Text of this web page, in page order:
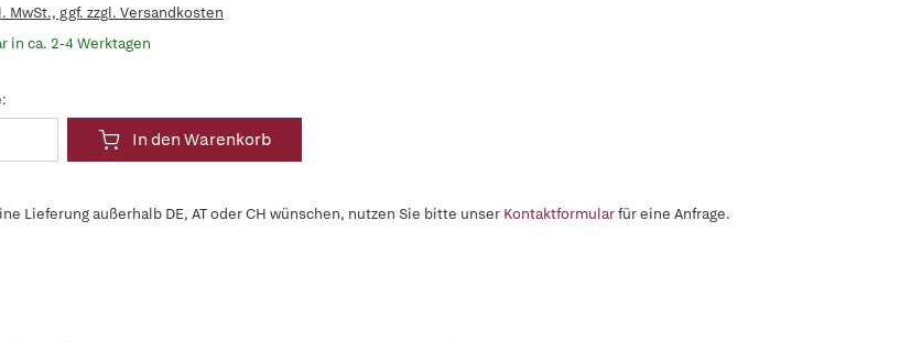
MwSt., ggf. zzgl. Versandkosten
in ca. 2-4 Werktagen
In den Warenkorb
Lieferung außerhalb DE, AT oder CH wünschen, nutzen Sie bitte unser Kontaktformularfür eine Anfrage.